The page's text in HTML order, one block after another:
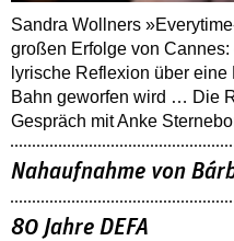
Sandra Wollners
großen Erfolge von
lyrische Reflexion über
Bahn geworfen wird … Die
Gespräch mit Anke
Nahaufnahme von
80 Jahre DEFA